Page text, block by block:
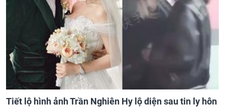
Tiết lộ hình ảnh Trần Nghiên Hy lộ diện sau tin ly hôn